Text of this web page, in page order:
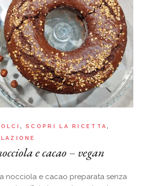
SCOPRI LA RICETTA
e cacao – vegan
nocciola e cacao preparata senza